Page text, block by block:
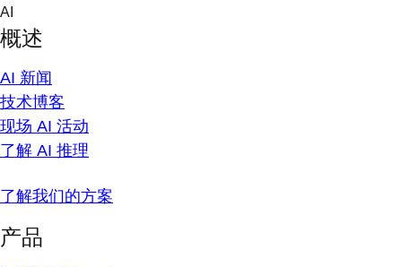
Skip
content
AI
概述
AI 新闻
技术博客
现场 AI 活动
了解 AI 推理
了解我们的方案
产品